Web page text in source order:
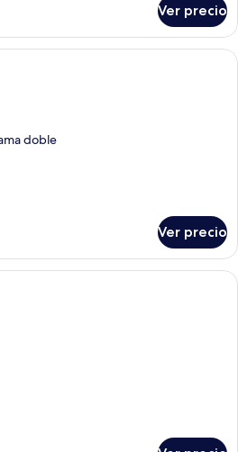
Ver precio
1 habitación, wifi gratis y ropa de cama
doble
Ver precio
Una casa moderna con techo